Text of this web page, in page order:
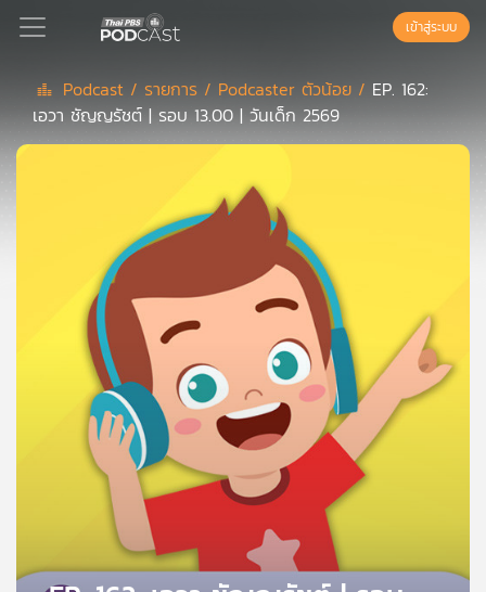
Podcast
เพลง
เข้าสู่ระบบ
Podcast / รายการ / Podcaster ตัวน้อย / EP. 162:
เอวา ชัญญรัชต์ | รอบ 13.00 | วันเด็ก 2569